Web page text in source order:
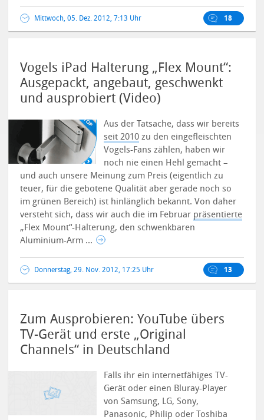
Mittwoch, 05. Dez. 2012, 7:13 Uhr 18
Vogels iPad Halterung „Flex Mount“:
Ausgepackt, angebaut, geschwenkt
und ausprobiert (Video)
Aus der Tatsache, dass wir bereits
seit 2010 zu den eingefleischten
Vogels-Fans zählen, haben wir
noch nie einen Hehl gemacht –
und auch unsere Meinung zum Preis (eigentlich zu
teuer, für die gebotene Qualität aber gerade noch so
im grünen Bereich) ist hinlänglich bekannt. Von daher
versteht sich, dass wir auch die im Februar präsentierte
„Flex Mount“-Halterung, den schwenkbaren
Aluminium-Arm ...
Donnerstag, 29. Nov. 2012, 17:25 Uhr 13
Zum Ausprobieren: YouTube übers
TV-Gerät und erste „Original
Channels“ in Deutschland
Falls ihr ein internetfähiges TV-
Gerät oder einen Bluray-Player
von Samsung, LG, Sony,
Panasonic, Philip oder Toshiba